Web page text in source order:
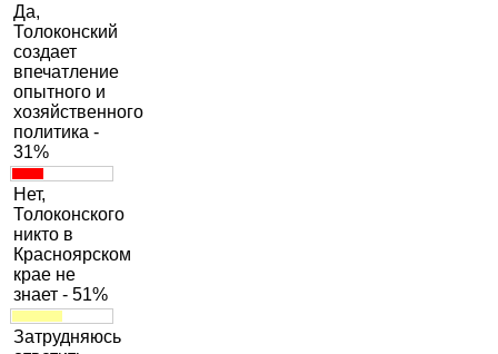
Да,
Толоконский
создает
впечатление
опытного и
хозяйственного
политика -
31%
Нет,
Толоконского
никто в
Красноярском
крае не
знает - 51%
Затрудняюсь